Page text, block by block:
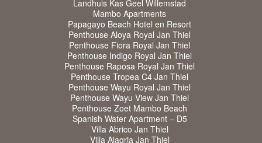
Landhuis Kas Geel Willemstad
Mambo Apartments
Papagayo Beach Hotel en Resort
Penthouse Aloya Royal Jan Thiel
Penthouse Fiora Royal Jan Thiel
Penthouse Indigo Royal Jan Thiel
Penthouse Raposa Royal Jan Thiel
Penthouse Tropea C4 Jan Thiel
Penthouse Wayu Royal Jan Thiel
Penthouse Wayu View Jan Thiel
Penthouse Zoet Mambo Beach
Spanish Water Apartment – D5
Villa Abrico Jan Thiel
Villa Alagria Jan Thiel